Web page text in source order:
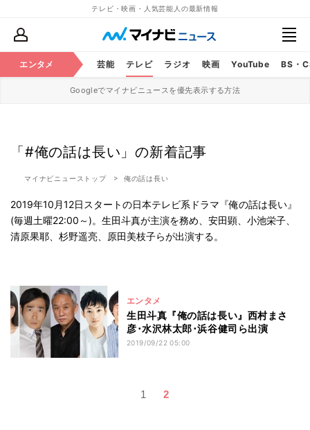
テレビ・映画・人気芸能人の最新情報
エンタメ 芸能 テレビ ラジオ 映画 YouTube BS・
Googleでマイナビニュースを優先表示する方法
「#俺の話は長い」の新着記事
マイナビニューストップ 俺の話は長い
2019年10月12日スタートの日本テレビ系ドラマ『俺の話は長い』
(毎週土曜22:00～)。生田斗真が主演を務め、安田顕、小池栄子、
清原果耶、杉野遥亮、原田美枝子らが出演する。
エンタメ
生田斗真『俺の話は長い』西村まさ
彦･水沢林太郎･浜谷健司ら出演
2019/09/22 05:00
1 2